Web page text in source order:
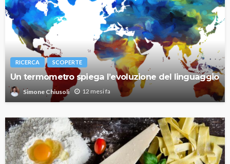
RICERCA SCOPERTE
Un termometro spiega l’evoluzione del linguaggio
Simone Chiusoli 12 mesi fa